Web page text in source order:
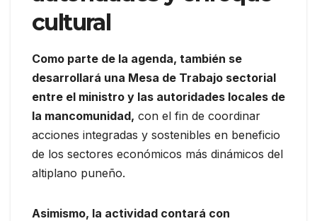
cultural
Como parte de la agenda, también se
desarrollará una Mesa de Trabajo sectorial
entre el ministro y las autoridades locales de
la mancomunidad, con el fin de coordinar
acciones integradas y sostenibles en beneficio
de los sectores económicos más dinámicos del
altiplano puneño.
Asimismo, la actividad contará con